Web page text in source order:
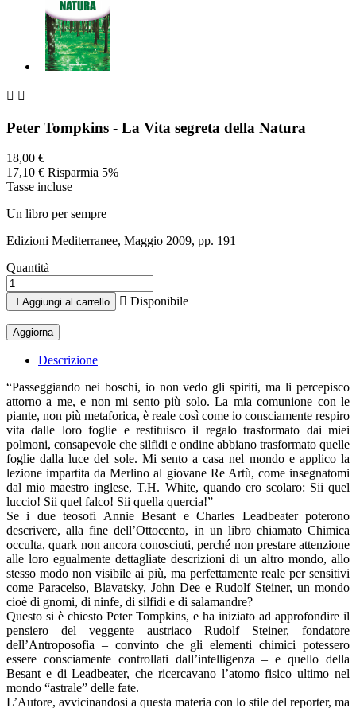
 
Peter Tompkins - La Vita segreta della Natura
18,00 €
17,10 € Risparmia 5%
Tasse incluse
Un libro per sempre
Edizioni Mediterranee, Maggio 2009, pp. 191
Quantità
 Aggiungi al carrello  Disponibile
Descrizione
“Passeggiando nei boschi, io non vedo gli spiriti, ma li percepisco
attorno a me, e non mi sento più solo. La mia comunione con le
piante, non più metaforica, è reale così come io consciamente respiro
vita dalle loro foglie e restituisco il regalo trasformato dai miei
polmoni, consapevole che silfidi e ondine abbiano trasformato quelle
foglie dalla luce del sole. Mi sento a casa nel mondo e applico la
lezione impartita da Merlino al giovane Re Artù, come insegnatomi
dal mio maestro inglese, T.H. White, quando ero scolaro: Sii quel
luccio! Sii quel falco! Sii quella quercia!”
Se i due teosofi Annie Besant e Charles Leadbeater poterono
descrivere, alla fine dell’Ottocento, in un libro chiamato Chimica
occulta, quark non ancora conosciuti, perché non prestare attenzione
alle loro egualmente dettagliate descrizioni di un altro mondo, allo
stesso modo non visibile ai più, ma perfettamente reale per sensitivi
come Paracelso, Blavatsky, John Dee e Rudolf Steiner, un mondo
cioè di gnomi, di ninfe, di silfidi e di salamandre?
Questo si è chiesto Peter Tompkins, e ha iniziato ad approfondire il
pensiero del veggente austriaco Rudolf Steiner, fondatore
dell’Antroposofia – convinto che gli elementi chimici potessero
essere consciamente controllati dall’intelligenza – e quello della
Besant e di Leadbeater, che ricercavano l’atomo fisico ultimo nel
mondo “astrale” delle fate.
L’Autore, avvicinandosi a questa materia con lo stile del reporter, ma